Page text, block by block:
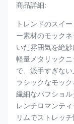
商品詳細:
トレンドのスイ
ー素材のモック
いた雰囲気を絶
軽量メタリック
で、派手すぎな
ラシックなモッ
繊細なパフショ
レンチロマンテ
リムでストレッ